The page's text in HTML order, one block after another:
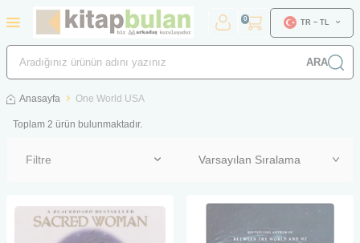
ARA
0 TR − TL
Anasayfa One World USA
Toplam 2 ürün bulunmaktadır.
Filtre